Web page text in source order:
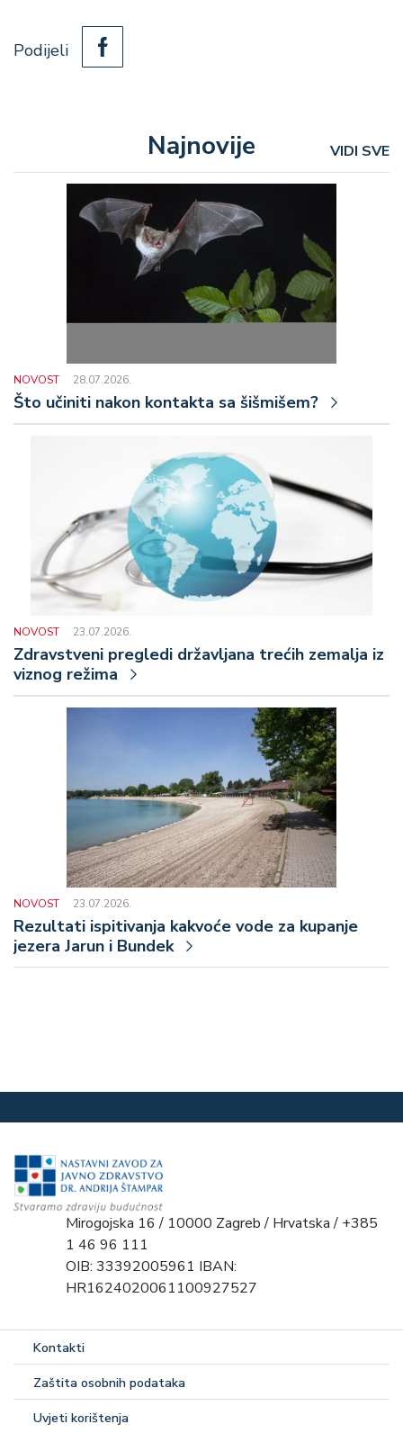
Podijeli
Najnovije VIDI SVE
NOVOST 28.07.2026.
Što učiniti nakon kontakta sa šišmišem?
NOVOST 23.07.2026.
Zdravstveni pregledi državljana trećih zemalja iz
viznog režima
NOVOST 23.07.2026.
Rezultati ispitivanja kakvoće vode za kupanje
jezera Jarun i Bundek
Mirogojska 16 / 10000 Zagreb / Hrvatska / +385
1 46 96 111
OIB: 33392005961 IBAN:
HR1624020061100927527
Kontakti
Zaštita osobnih podataka
Uvjeti korištenja